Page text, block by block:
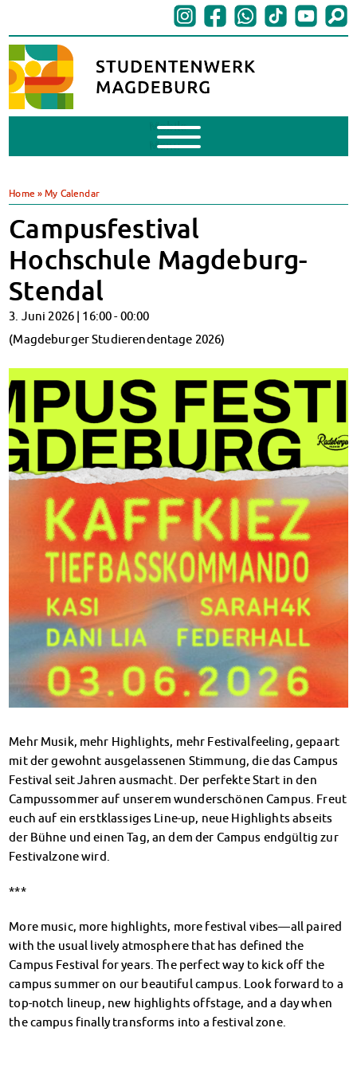
Mobile
Menu
BAföG beantragen
BAföG-FAQs
Dokumente
BAföG-Sprechstunden
Kredite & Stipendien
AnsprechpartnerInnen
Heute in unseren Mensen
JoGo – Studibar + Eventspace
Klimabewusst essen
Mensa-FAQs
CampusCatering
MensaFeedback
AnsprechpartnerInnen
Wohnen
Wohnheime im Überblick
Wohnheime in Magdeburg
Wohnheime in Wernigerode
Wohnheimantrag & -service
MIT einander – FÜR einander
Wohnheimtutoren
Schadensmeldung
Wohnen-FAQ
Dokumente
AnsprechpartnerInnen
Soziales & Beratung
Sozialberatung
Rückerstattung Semesterbeitrag
PsychoSoziale Beratung
Kursangebote
Anmeldung Sonderveranstaltungen
Rechtsberatung
Chatberatung
FAQs Soziales & Beratung
Dokumente
Kultur & Internationales
Beratung für Internationals
Wohnen für Internationals
IKUS und InterKultiTreff
Kulturförderung
KreativWorkshops
Home »My Calendar
Campusfestival
Hochschule Magdeburg-
Stendal
3. Juni 2026 | 16:00-00:00
(Magdeburger Studierendentage 2026)
Mehr Musik, mehr Highlights, mehr Festivalfeeling, gepaart
mit der gewohnt ausgelassenen Stimmung, die das Campus
Festival seit Jahren ausmacht. Der perfekte Start in den
Campussommer auf unserem wunderschönen Campus. Freut
euch auf ein erstklassiges Line-up, neue Highlights abseits
der Bühne und einen Tag, an dem der Campus endgültig zur
Festivalzone wird.
***
More music, more highlights, more festival vibes—all paired
with the usual lively atmosphere that has defined the
Campus Festival for years. The perfect way to kick off the
campus summer on our beautiful campus. Look forward to a
top-notch lineup, new highlights offstage, and a day when
the campus finally transforms into a festival zone.